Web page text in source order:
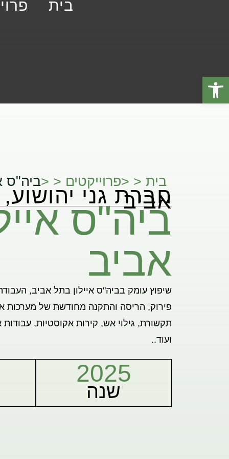
בית
בית < <פרוייקטים < <ביה"ס
חברת גני
אביב
ביה"ס
אביב
שיפוץ עומק בביה"ס איילון בתל אביב,
פירוק, הריסה והתקנה מחודשת של מערכות
תקשורת, גילוי אש, קירות אקוסטיות, עבודות
ועוד..
2025
שנה
פתח סרגל נגישות